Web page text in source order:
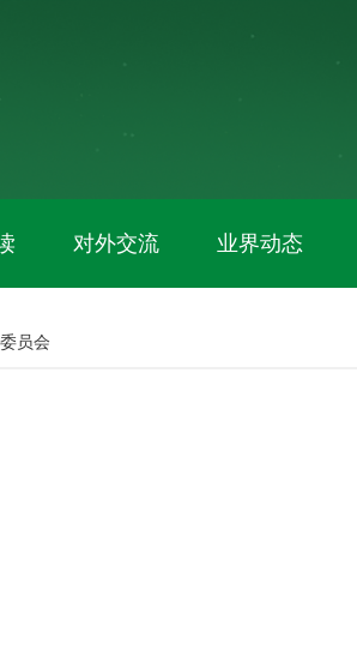
对外交流 业界动态
员会